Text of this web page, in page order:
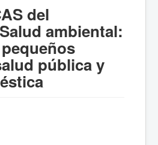
del
ambiental:
pública y